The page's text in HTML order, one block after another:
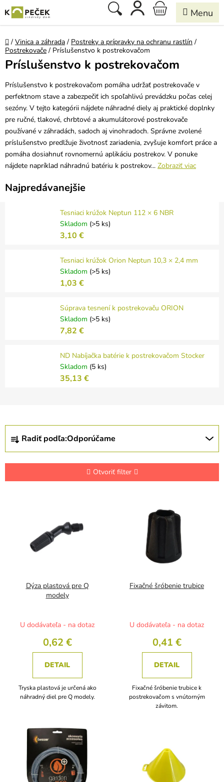
na
obsah
Hľadať
NÁKUPNÝ
KOŠÍK
Domov
/ Vinica a záhrada / Postreky a prípravky na ochranu rastlín /
Postrekovače / Príslušenstvo k postrekovačom
Príslušenstvo k postrekovačom
Príslušenstvo k postrekovačom pomáha udržať postrekovače v
perfektnom stave a zabezpečiť ich spoľahlivú prevádzku počas celej
sezóny. V tejto kategórii nájdete náhradné diely aj praktické doplnky
pre ručné, tlakové, chrbtové a akumulátorové postrekovače
používané v záhradách, sadoch aj vinohradoch. Správne zvolené
príslušenstvo predlžuje životnosť zariadenia, zvyšuje komfort práce a
pomáha dosiahnuť rovnomernú aplikáciu postrekov. V ponuke
nájdete napríklad náhradnú batériu k postrekov... Zobraziť viac
Najpredávanejšie
Tesniaci krúžok Neptun 112 × 6 NBR
Skladom (>5 ks)
3,10 €
Tesniaci krúžok Orion Neptun 10,3 × 2,4 mm
Skladom (>5 ks)
1,03 €
Súprava tesnení k postrekovaču ORION
Skladom (>5 ks)
7,82 €
ND Nabíjačka batérie k postrekovačom Stocker
Skladom (5 ks)
35,13 €
R
d
e
i
Radiť podľa:Odporúčame
Otvoriť filter
Dýza plastová pre Q
modely
U dodávateľa - na dotaz
0,62 €
DETAIL
Tryska plastová je určená ako
náhradný diel pre Q modely.
Fixačné šróbenie trubice
U dodávateľa - na dotaz
0,41 €
DETAIL
Fixačné šróbenie trubice k
postrekovačom s vnútorným
závitom.